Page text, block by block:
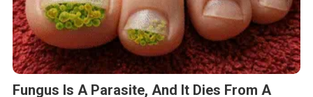
Fungus Is A Parasite, And It Dies From A